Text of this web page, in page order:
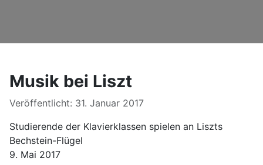
Musik bei Liszt
Details
Veröffentlicht: 31. Januar 2017
Studierende der Klavierklassen spielen an Liszts
Bechstein-Flügel
9. Mai 2017